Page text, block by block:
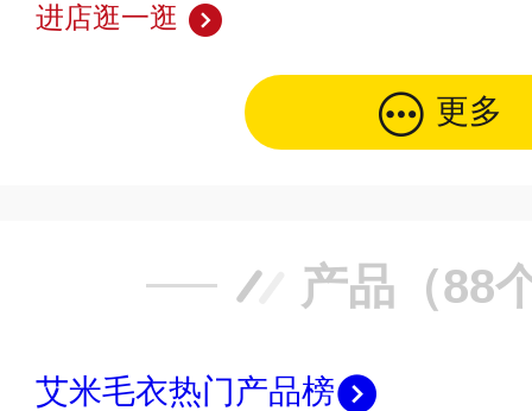
进店逛一逛
更多
产品（88
艾米毛衣热门产品榜